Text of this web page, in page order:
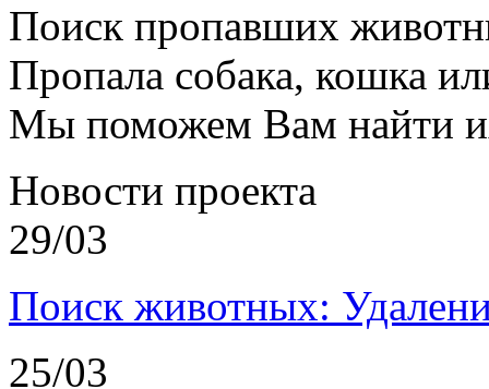
Поиск пропавших
Пропала собака, кошка
Мы поможем Вам найти
Новости проекта
29/03
Поиск животных:
25/03